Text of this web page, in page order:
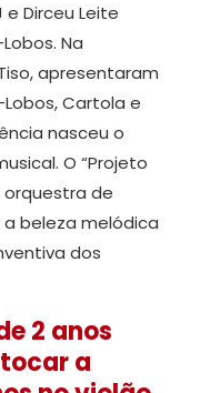
Dirceu Leite
Na
apresentaram
Cartola e
nasceu o
O “Projeto
orquestra de
beleza melódica
dos
2 anos
a